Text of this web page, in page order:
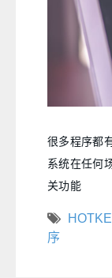
很多程序都
系统在任何
关功能
序